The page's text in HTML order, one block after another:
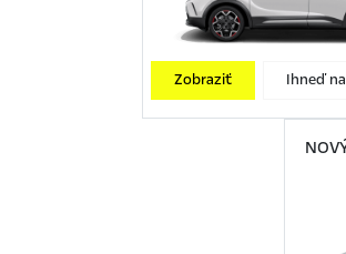
Zobraziť Ihneď